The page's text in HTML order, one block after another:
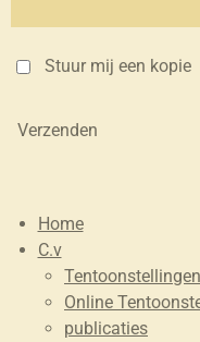
Stuur mij een kopie
Verzenden
Home
C.v
Online
publicaties